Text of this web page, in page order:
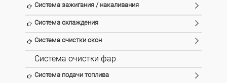
Система зажигания / накаливания
Система охлаждения
Система очистки окон
Система очистки фар
Система подачи топлива